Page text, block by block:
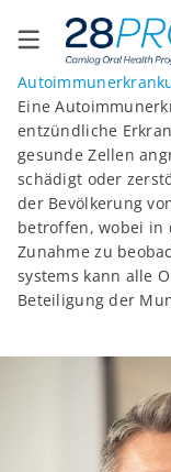
Navigationsmenü
28PRO
Eine
entzündliche
gesunde Zellen
schädigt oder
der Bevölkerung
betroffen, wobei in
Zunahme zu
systems kann alle
Beteiligung der